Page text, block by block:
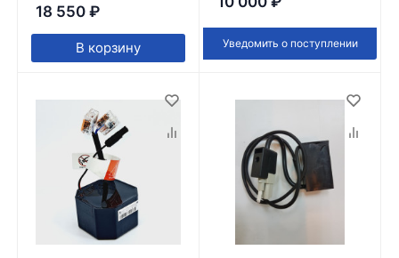
18 550 ₽
В корзину Уведомить о поступлении